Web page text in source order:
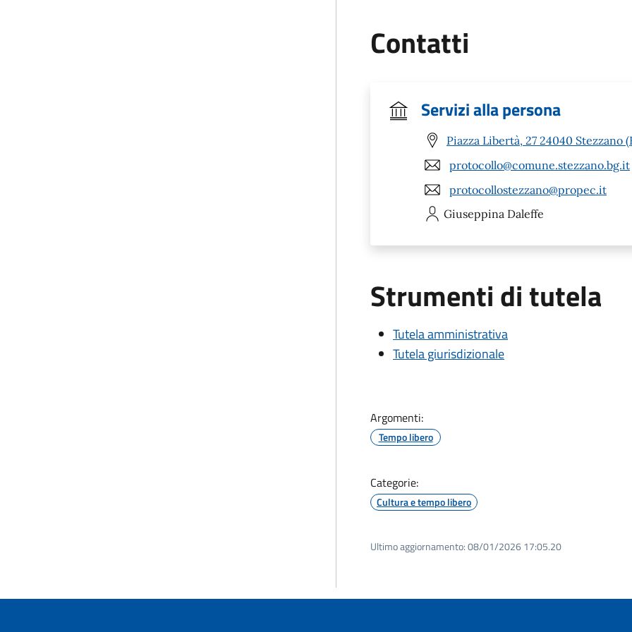
Contatti
Servizi alla persona
Piazza Libertà, 27 24040 Stezzano
protocollo@comune.stezzano.bg.it
protocollostezzano@propec.it
Giuseppina Daleffe
Strumenti di tutela
Tutela amministrativa
Tutela giurisdizionale
Argomenti:
Tempo libero
Categorie:
Cultura e tempo libero
Ultimo aggiornamento:08/01/2026 17:05.20